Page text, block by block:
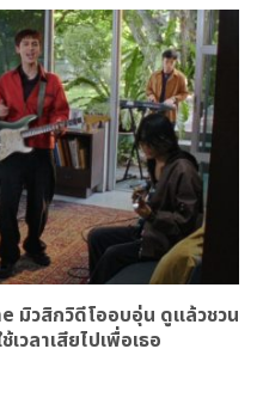
มิวสิกวิดีโออบอุ่น ดูแล้วชวน
เวลาเสียไปเพื่อเธอ